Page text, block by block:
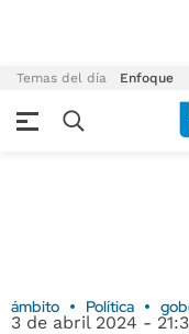
Temas del día Enfoque
ámbito Política
3 de abril 2024 -